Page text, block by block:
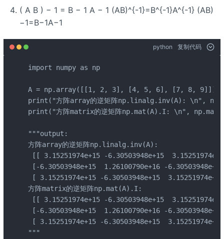
( A B ) − 1 = B − 1 A − 1 (AB)^{-1}=B^{-1}A^{-1} (AB)
−1=B−1A−1
python 复制代码
import numpy as np
A = np.array([[1, 2, 3], [4, 5, 6], [7, 8, 9]])
print("方阵array的逆矩阵np.linalg.inv(A): \n",
print("方阵matrix的逆矩阵np.mat(A).I: \n",
"""output:
方阵array的逆矩阵np.linalg.inv(A):
[[ 3.15251974e+15 -6.30503948e+15
[-6.30503948e+15  1.26100790e+16 -
[ 3.15251974e+15 -6.30503948e+15
方阵matrix的逆矩阵np.mat(A).I:
[[ 3.15251974e+15 -6.30503948e+15
[-6.30503948e+15  1.26100790e+16 -
[ 3.15251974e+15 -6.30503948e+15
"""